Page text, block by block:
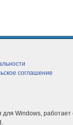
соглашение
для Windows, работает